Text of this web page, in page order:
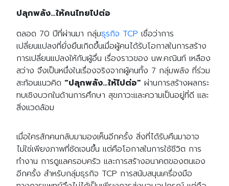
ปลุกพลัง…ให้คนไทยไปต่อ
ตลอด 70 ปีที่ผ่านมา กลุ่มธุรกิจ TCP เชื่อว่าการ
เปลี่ยนแปลงที่ยั่งยืนเกิดขึ้นเมื่อผู้คนได้รับโอกาสในการสร้าง
การเปลี่ยนแปลงให้กับผู้อื่น เรื่องราวของ นพ.คณินท์ เหลือง
สว่าง จึงเป็นหนึ่งในเรื่องจริงจากผู้คนทั้ง 7 กลุ่มพลัง ที่ร่วม
สะท้อนแนวคิด “ปลุกพลัง…ให้ไปต่อ” ผ่านการสร้างผลกระ
ทบเชิงบวกในด้านการศึกษา สุขภาวะและความเป็นอยู่ที่ดี และ
สิ่งแวดล้อม
เมื่อใครสักคนกลับมามองเห็นอีกครั้ง สิ่งที่ได้รับคืนมาอาจ
ไม่ใช่เพียงภาพที่ชัดเจนขึ้น แต่คือโอกาสในการใช้ชีวิต การ
ทำงาน การดูแลครอบครัว และการสร้างอนาคตของตนเอง
อีกครั้ง สำหรับกลุ่มธุรกิจ TCP การสนับสนุนเครื่องมือ